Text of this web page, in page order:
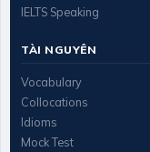
IELTS Speaking
TÀI NGUYÊN
Vocabulary
Collocations
Idioms
Mock Test